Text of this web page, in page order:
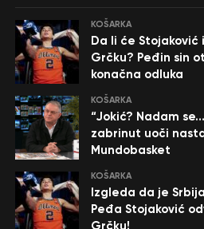
KOŠARKA
Da li će
Grčku? Peđin sin
konačna odluka
KOŠARKA
“Jokić? Nadam
zabrinut uoči
Mundobasket
KOŠARKA
Izgleda da je
Peđa Stojaković
Grčku!